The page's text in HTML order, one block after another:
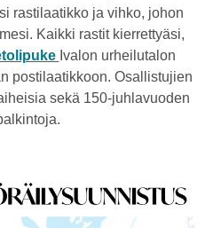
rastilaatikko ja vihko, johon
Kaikki rastit kierrettyäsi,
Ivalon urheilutalon
postilaatikkoon. Osallistujien
sekä 150-juhlavuoden